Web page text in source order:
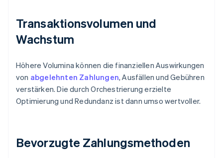
Transaktionsvolumen und
Wachstum
Höhere Volumina können die finanziellen Auswirkungen
von abgelehnten Zahlungen, Ausfällen und Gebühren
verstärken. Die durch Orchestrierung erzielte
Optimierung und Redundanz ist dann umso wertvoller.
Bevorzugte Zahlungsmethoden